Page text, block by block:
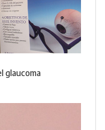
glaucoma